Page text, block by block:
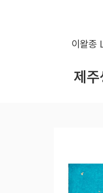
이왈종
제